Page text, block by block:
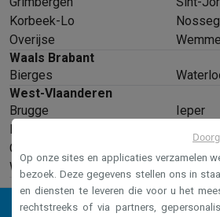
Korbeek-Lo
Overijse
Waals Brabant
Bierges
West-Vlaanderen
Brugge
Ieper
Knokke
Oostende
Wevelgem
Op onze sites en applicaties verzamelen
bezoek. Deze gegevens stellen ons in
en diensten te leveren die voor u het
rechtstreeks of via partners,